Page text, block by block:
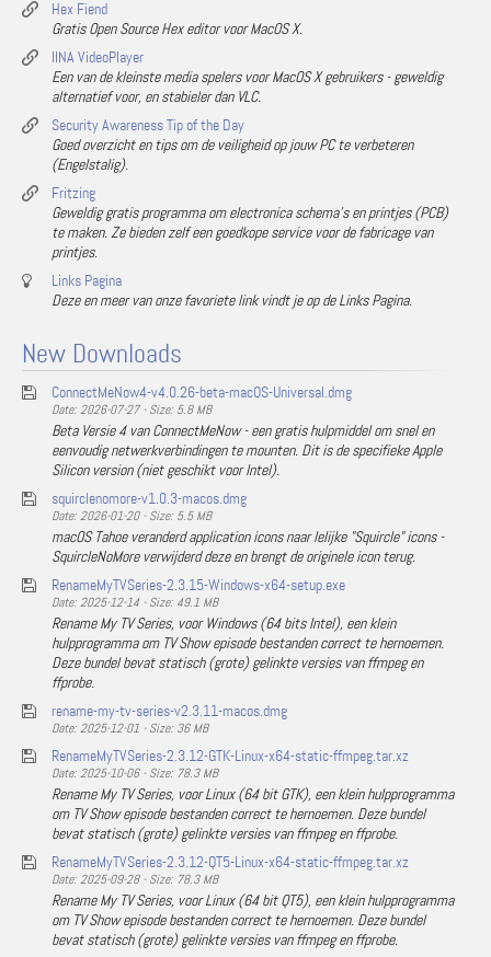
Hex Fiend
Gratis Open Source Hex editor voor MacOS X.
IINA VideoPlayer
Een van de kleinste media spelers voor MacOS X gebruikers - geweldig
alternatief voor, en stabieler dan VLC.
Security Awareness Tip of the Day
Goed overzicht en tips om de veiligheid op jouw PC te verbeteren
(Engelstalig).
Fritzing
Geweldig gratis programma om electronica schema's en printjes (PCB)
te maken. Ze bieden zelf een goedkope service voor de fabricage van
printjes.
Links Pagina
Deze en meer van onze favoriete link vindt je op de Links Pagina.
New Downloads
ConnectMeNow4-v4.0.26-beta-macOS-Universal.dmg
Date: 2026-07-27 - Size: 5.8 MB
Beta Versie 4 van ConnectMeNow - een gratis hulpmiddel om snel en
eenvoudig netwerkverbindingen te mounten. Dit is de specifieke Apple
Silicon version (niet geschikt voor Intel).
squirclenomore-v1.0.3-macos.dmg
Date: 2026-01-20 - Size: 5.5 MB
macOS Tahoe veranderd application icons naar lelijke "Squircle" icons -
SquircleNoMore verwijderd deze en brengt de originele icon terug.
RenameMyTVSeries-2.3.15-Windows-x64-setup.exe
Date: 2025-12-14 - Size: 49.1 MB
Rename My TV Series, voor Windows (64 bits Intel), een klein
hulpprogramma om TV Show episode bestanden correct te hernoemen.
Deze bundel bevat statisch (grote) gelinkte versies van ffmpeg en
ffprobe.
rename-my-tv-series-v2.3.11-macos.dmg
Date: 2025-12-01 - Size: 36 MB
RenameMyTVSeries-2.3.12-GTK-Linux-x64-static-ffmpeg.tar.xz
Date: 2025-10-06 - Size: 78.3 MB
Rename My TV Series, voor Linux (64 bit GTK), een klein hulpprogramma
om TV Show episode bestanden correct te hernoemen. Deze bundel
bevat statisch (grote) gelinkte versies van ffmpeg en ffprobe.
RenameMyTVSeries-2.3.12-QT5-Linux-x64-static-ffmpeg.tar.xz
Date: 2025-09-28 - Size: 78.3 MB
Rename My TV Series, voor Linux (64 bit QT5), een klein hulpprogramma
om TV Show episode bestanden correct te hernoemen. Deze bundel
bevat statisch (grote) gelinkte versies van ffmpeg en ffprobe.